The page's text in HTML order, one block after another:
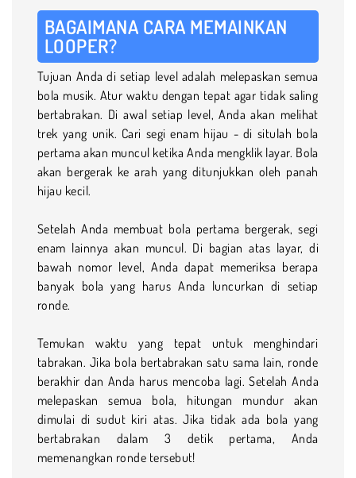
BAGAIMANA CARA MEMAINKAN
LOOPER?
Tujuan Anda di setiap level adalah melepaskan semua
bola musik. Atur waktu dengan tepat agar tidak saling
bertabrakan. Di awal setiap level, Anda akan melihat
trek yang unik. Cari segi enam hijau - di situlah bola
pertama akan muncul ketika Anda mengklik layar. Bola
akan bergerak ke arah yang ditunjukkan oleh panah
hijau kecil.
Setelah Anda membuat bola pertama bergerak, segi
enam lainnya akan muncul. Di bagian atas layar, di
bawah nomor level, Anda dapat memeriksa berapa
banyak bola yang harus Anda luncurkan di setiap
ronde.
Temukan waktu yang tepat untuk menghindari
tabrakan. Jika bola bertabrakan satu sama lain, ronde
berakhir dan Anda harus mencoba lagi. Setelah Anda
melepaskan semua bola, hitungan mundur akan
dimulai di sudut kiri atas. Jika tidak ada bola yang
bertabrakan dalam 3 detik pertama, Anda
memenangkan ronde tersebut!